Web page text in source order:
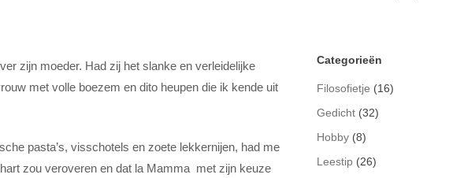
zijn moeder. Had zij het slanke en verleidelijke
met volle boezem en dito heupen die ik kende uit
pasta’s, visschotels en zoete lekkernijen, had me
zou veroveren en dat la Mamma met zijn keuze
Categorieën
Filosofietje (16)
Gedicht(32)
Hobby(8)
Leestip(26)